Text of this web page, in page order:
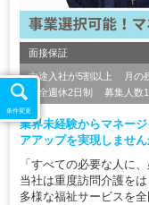
面接保証
中途入社が5割以上 月の
完全週休2日制
募集人数
業界未経験からマネー
アアップを実現しません
「すべての必要な人に
当社は重度訪問介護を
多様な福祉サービスを
条件変更